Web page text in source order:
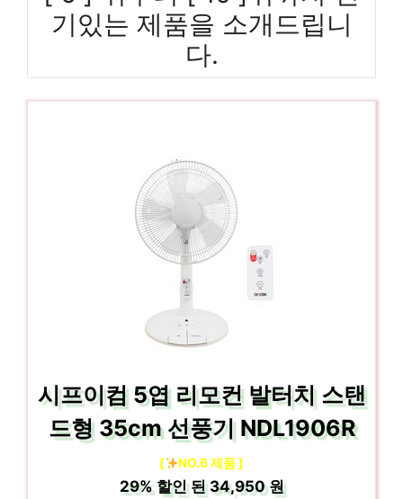
기있는 제품을 소개드립니
다.
시프이컴 5엽 리모컨 발터치 스탠
드형 35cm 선풍기 NDL1906R
[ NO.6 제품 ]
29%할인 된34,950 원